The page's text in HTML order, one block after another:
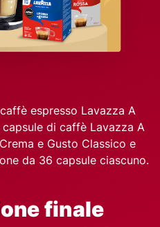
espresso Lavazza A
di caffè Lavazza A
e Gusto Classico e
da 36 capsule ciascuno.
finale